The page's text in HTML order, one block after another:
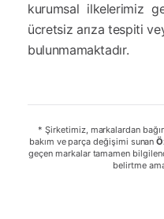
kurumsal ilkelerimiz
ücretsiz arıza tespiti
bulunmamaktadır.
* Şirketimiz, markalardan
bakım ve parça değişimi sunan
geçen markalar tamamen
belirtme